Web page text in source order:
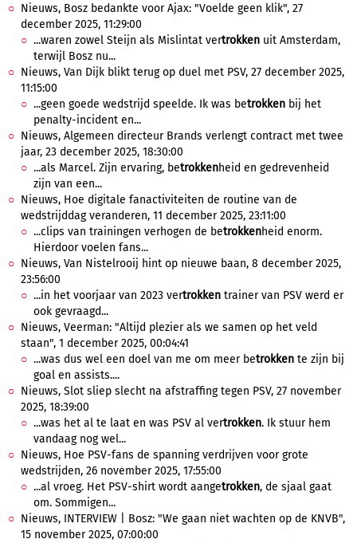
Nieuws, Bosz bedankte voor Ajax: "Voelde geen klik", 27
december 2025, 11:29:00
...waren zowel Steijn als Mislintat vertrokken uit Amsterdam,
terwijl Bosz nu...
Nieuws, Van Dijk blikt terug op duel met PSV, 27 december 2025,
11:15:00
...geen goede wedstrijd speelde. Ik was betrokken bij het
penalty-incident en...
Nieuws, Algemeen directeur Brands verlengt contract met twee
jaar, 23 december 2025, 18:30:00
...als Marcel. Zijn ervaring, betrokkenheid en gedrevenheid
zijn van een...
Nieuws, Hoe digitale fanactiviteiten de routine van de
wedstrijddag veranderen, 11 december 2025, 23:11:00
...clips van trainingen verhogen de betrokkenheid enorm.
Hierdoor voelen fans...
Nieuws, Van Nistelrooij hint op nieuwe baan, 8 december 2025,
23:56:00
...in het voorjaar van 2023 vertrokken trainer van PSV werd er
ook gevraagd...
Nieuws, Veerman: "Altijd plezier als we samen op het veld
staan", 1 december 2025, 00:04:41
...was dus wel een doel van me om meer betrokken te zijn bij
goal en assists....
Nieuws, Slot sliep slecht na afstraffing tegen PSV, 27 november
2025, 18:39:00
...was het al te laat en was PSV al vertrokken. Ik stuur hem
vandaag nog wel...
Nieuws, Hoe PSV-fans de spanning verdrijven voor grote
wedstrijden, 26 november 2025, 17:55:00
...al vroeg. Het PSV-shirt wordt aangetrokken, de sjaal gaat
om. Sommigen...
Nieuws, INTERVIEW | Bosz: "We gaan niet wachten op de KNVB",
15 november 2025, 07:00:00